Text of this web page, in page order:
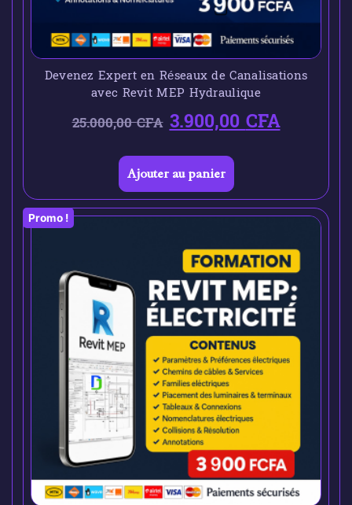
Devenez Expert en Réseaux de Canalisations
avec Revit MEP Hydraulique
25.000,00CFA 3.900,00CFA
Ajouter au panier
Promo !